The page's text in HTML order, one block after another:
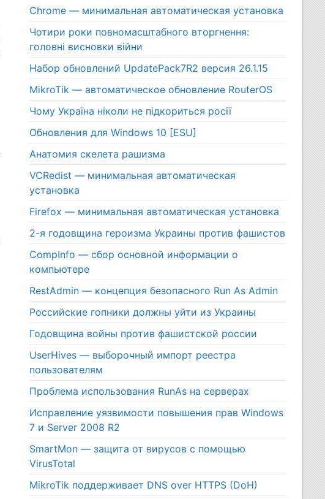
Chrome — минимальная автоматическая установка
Чотири роки повномасштабного вторгнення:
головні висновки війни
Набор обновлений UpdatePack7R2 версия 26.1.15
MikroTik — автоматическое обновление RouterOS
Чому Україна ніколи не підкориться росії
Обновления для Windows 10 [ESU]
Анатомия скелета рашизма
VCRedist — минимальная автоматическая
установка
Firefox — минимальная автоматическая установка
2-я годовщина героизма Украины против фашистов
CompInfo — сбор основной информации о
компьютере
RestAdmin — концепция безопасного Run As Admin
Российские гопники должны уйти из Украины
Годовщина войны против фашистской россии
UserHives — выборочный импорт реестра
пользователям
Проблема использования RunAs на серверах
Исправление уязвимости повышения прав Windows
7 и Server 2008 R2
SmartMon — защита от вирусов с помощью
VirusTotal
MikroTik поддерживает DNS over HTTPS (DoH)